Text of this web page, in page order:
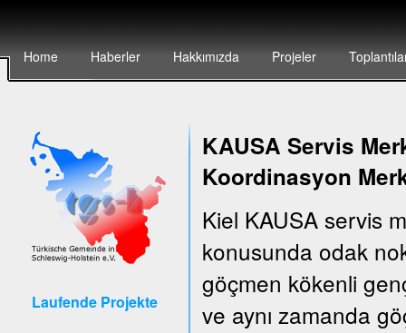
Home Haberler Hakkımızda Projeler
Laufende Projekte
KAUSA Servis
Koordinasyon
Kiel KAUSA servis
konusunda odak
göçmen kökenli
ve aynı zamanda